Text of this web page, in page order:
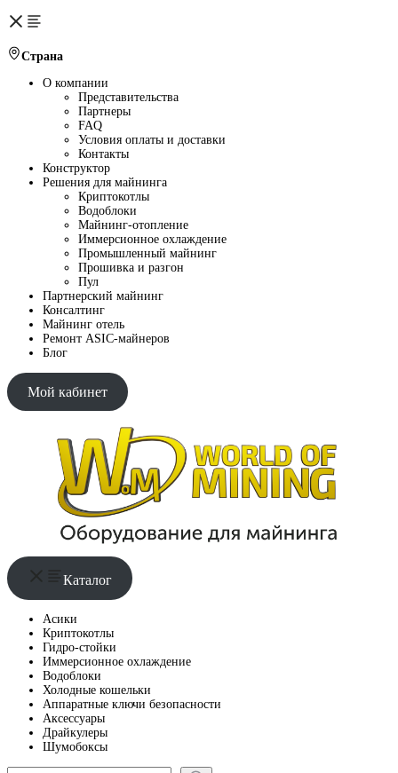
Страна
О компании
Представительства
Партнеры
FAQ
Условия оплаты и доставки
Контакты
Конструктор
Решения для майнинга
Криптокотлы
Водоблоки
Майнинг-отопление
Иммерсионное охлаждение
Промышленный майнинг
Прошивка и разгон
Пул
Партнерский майнинг
Консалтинг
Майнинг отель
Ремонт ASIC-майнеров
Блог
Мой кабинет
Каталог
Асики
Криптокотлы
Гидро-стойки
Иммерсионное охлаждение
Водоблоки
Холодные кошельки
Аппаратные ключи безопасности
Аксессуары
Драйкулеры
Шумобоксы